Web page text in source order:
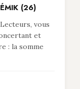
(26)
vous
et
: la somme